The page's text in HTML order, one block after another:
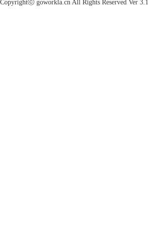
Copyrightⓒ goworkla.cn All Rights Reserved Ver